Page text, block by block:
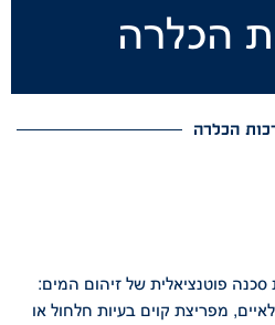
הכלרה
הכלרה
פוטנציאלית של זיהום המים:
מפריצת קוים בעיות חלחול או